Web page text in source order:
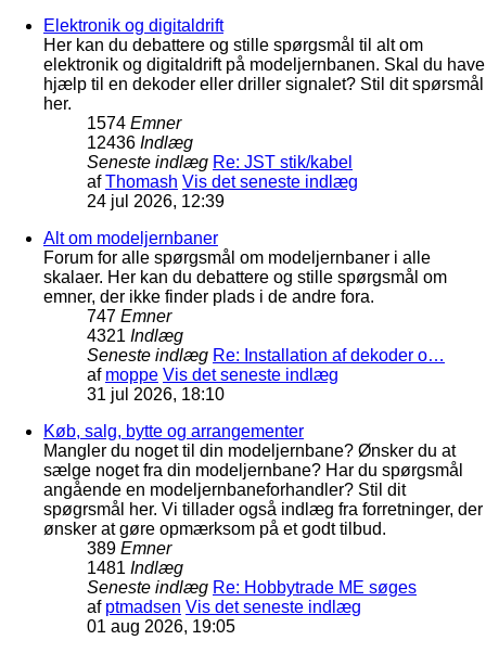
Elektronik og digitaldrift
Her kan du debattere og stille spørgsmål til alt om
elektronik og digitaldrift på modeljernbanen. Skal du have
hjælp til en dekoder eller driller signalet? Stil dit spørsmål
her.
1574 Emner
12436 Indlæg
Seneste indlæg Re: JST stik/kabel
afThomash Vis det seneste indlæg
24 jul 2026, 12:39
Alt om modeljernbaner
Forum for alle spørgsmål om modeljernbaner i alle
skalaer. Her kan du debattere og stille spørgsmål om
emner, der ikke finder plads i de andre fora.
747 Emner
4321 Indlæg
Seneste indlæg Re: Installation af dekoder o…
af moppe Vis det seneste indlæg
31 jul 2026, 18:10
Køb, salg, bytte og arrangementer
Mangler du noget til din modeljernbane? Ønsker du at
sælge noget fra din modeljernbane? Har du spørgsmål
angående en modeljernbaneforhandler? Stil dit
spøgrsmål her. Vi tillader også indlæg fra forretninger, der
ønsker at gøre opmærksom på et godt tilbud.
389 Emner
1481 Indlæg
Seneste indlæg Re: Hobbytrade ME søges
af ptmadsen Vis det seneste indlæg
01 aug 2026, 19:05